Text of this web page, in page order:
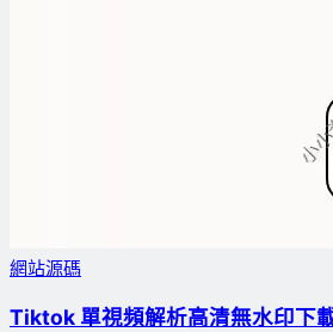
網站源碼
Tiktok 單視頻解析高清無水印下